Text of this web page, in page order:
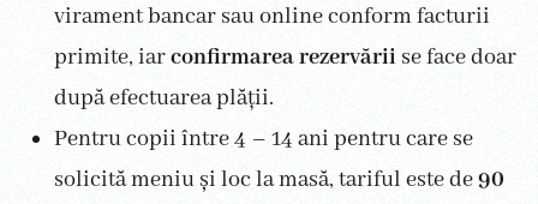
virament bancar sau online conform facturii
primite, iarconfirmarea rezervării se face doar
după efectuarea plății.
Pentru copii între 4 – 14 ani pentru care se
solicită meniu și loc la masă, tariful este de90